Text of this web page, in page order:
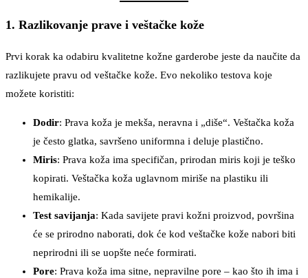
1. Razlikovanje prave i veštačke kože
Prvi korak ka odabiru kvalitetne kožne garderobe jeste da naučite da
razlikujete pravu od veštačke kože. Evo nekoliko testova koje
možete koristiti:
Dodir: Prava koža je mekša, neravna i „diše“. Veštačka koža
je često glatka, savršeno uniformna i deluje plastično.
Miris: Prava koža ima specifičan, prirodan miris koji je teško
kopirati. Veštačka koža uglavnom miriše na plastiku ili
hemikalije.
Test savijanja: Kada savijete pravi kožni proizvod, površina
će se prirodno naborati, dok će kod veštačke kože nabori biti
neprirodni ili se uopšte neće formirati.
Pore: Prava koža ima sitne, nepravilne pore – kao što ih ima i